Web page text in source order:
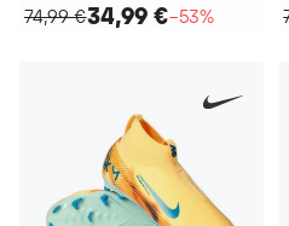
74,99 €34,99 €−53%